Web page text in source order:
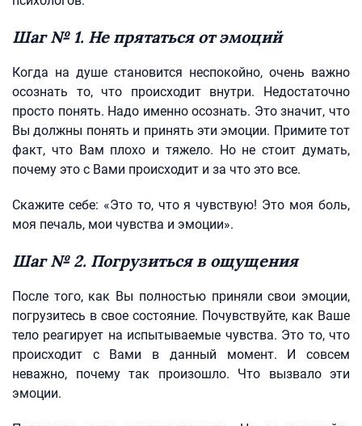
Шаг № 1. Не прятаться от эмоций
Когда на душе становится неспокойно, очень важно
осознать то, что происходит внутри. Недостаточно
просто понять. Надо именно осознать. Это значит, что
Вы должны понять и принять эти эмоции. Примите тот
факт, что Вам плохо и тяжело. Но не стоит думать,
почему это с Вами происходит и за что это все.
Скажите себе: «Это то, что я чувствую! Это моя боль,
моя печаль, мои чувства и эмоции».
Шаг № 2. Погрузиться в ощущения
После того, как Вы полностью приняли свои эмоции,
погрузитесь в свое состояние. Почувствуйте, как Ваше
тело реагирует на испытываемые чувства. Это то, что
происходит с Вами в данный момент. И совсем
неважно, почему так произошло. Что вызвало эти
эмоции.